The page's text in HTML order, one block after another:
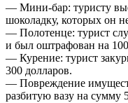
— Мини-бар: туристу
шоколадку, которых он
— Полотенце: турист
и был оштрафован на
— Курение: турист
300 долларов.
— Повреждение
разбитую вазу на сумму